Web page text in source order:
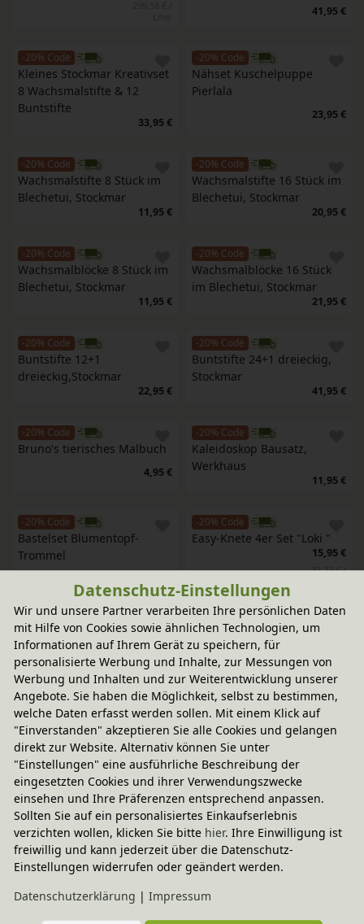
41,95 €
-20% Code
Kleines Stockmar Kreativset
8 Wachsmalstifte & 12
Buntstifte
33,95 €
-20% Code
Nähset Kuschelpuppe
Pierlala
23,95 €
-20% Code
Wachsmalstifte 8 Stück im
Blechetui, Stockmar
11,95 €
-20% Code
Wachsmalstifte 16 Stück im
Blechetui, Stockmar
20,95 €
-20% Code
Wachsmalblöcke 8 Stück im
Blechetui, Stockmar
11,95 €
-20% Code
Wachsmalblöcke 16 Stück
im Blechetui, Stockmar
21,95 €
-20% Code
Buntstifte 12+1
dreieckig,Stockmar
22,95 €
-20% Code
Buntstifte 24+1 dreieckig,
Stockmar
41,95 €
-20% Code
Bruno's tierisches Malbuch
4,95 €
-20% Code
Kaleidoskop Bausatz,
Werkhaus
11,95 €
-20% Code
Bastelset Blumentopf-
Trommel
6,95 €
-20% Code
Easy-Knete 4er Set "Loki "
15,95 €
33,23 € /
-20% Code
Easy-Knete 4er Set "Yuki"
15,95 €
33,23 € /
Kilogramm
-20% Code
Wachsfolien 20x10 cm in 12
Farben, Stockmar
20,95 €
-20% Code
Wachsfolien 20x4 cm in 18
Farben, Stockmar
15,95 €
-20% Code
Natur-Kreativknete, 10
Stangen
Kilogramm
-20% Code
Badebomben
In verschiedenen
Farben
6,95 €
-20% Code
Speckstein Gestaltungs-Set,
Talcus
Varianten
Datenschutz-Einstellungen
Wir und unsere Partner verarbeiten Ihre persönlichen Daten
mit Hilfe von Cookies sowie ähnlichen Technologien, um
Informationen auf Ihrem Gerät zu speichern, für
personalisierte Werbung und Inhalte, zur Messungen von
Werbung und Inhalten und zur Weiterentwicklung unserer
Angebote. Sie haben die Möglichkeit, selbst zu bestimmen,
welche Daten erfasst werden sollen. Mit einem Klick auf
"Einverstanden" akzeptieren Sie alle Cookies und gelangen
direkt zur Website. Alternativ können Sie unter
"Einstellungen" eine ausführliche Beschreibung der
eingesetzten Cookies und ihrer Verwendungszwecke
einsehen und Ihre Präferenzen entsprechend anpassen.
Sollten Sie auf ein personalisiertes Einkaufserlebnis
verzichten wollen, klicken Sie bitte hier. Ihre Einwilligung ist
freiwillig und kann jederzeit über die Datenschutz-
Einstellungen widerrufen oder geändert werden.
Daten­schutz­erklärung | Impressum